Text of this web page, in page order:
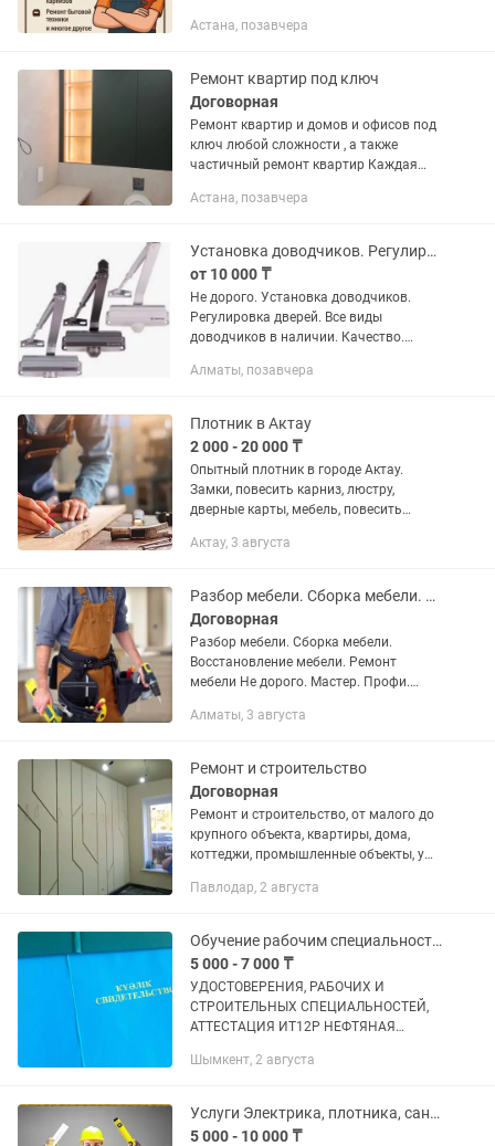
сантехники ⚒️Ремонт бытовой техники
Астана, позавчера
Ремонт квартир под ключ
Договорная
Ремонт квартир и домов и офисов под
ключ любой сложности , а также
частичный ремонт квартир Каждая
берем аvans , клиент оплачивает
Астана, позавчера
Установка доводчиков. Регулировка дверей. Качество. Рассрочка. Не дорого
от 10 000 ₸
Не дорого. Установка доводчиков.
Регулировка дверей. Все виды
доводчиков в наличии. Качество.
гардин, карнизов, турников, зеркал,
Алматы, позавчера
Плотник в Актау
2 000 - 20 000 ₸
Опытный плотник в городе Актау.
Замки, повесить карниз, люстру,
дверные карты, мебель, повесить
плотницкие услуги! Работаем быстро и
Актау, 3 августа
Разбор мебели. Сборка мебели. Востоновление мебели. Ремонт мебели
Договорная
Разбор мебели. Сборка мебели.
Восстановление мебели. Ремонт
мебели Не дорого. Мастер. Профи.
Предоставляем документы. Рассрочка
менее 10...
Алматы, 3 августа
Ремонт и строительство
Договорная
Ремонт и строительство, от малого до
крупного объекта, квартиры, дома,
коттеджи, промышленные объекты, у
кварцевых полов, электрики,
Павлодар, 2 августа
Обучение рабочим специальностям с удостоверением быстро и официально
5 000 - 7 000 ₸
УДОCTOBEРЕНИЯ, РАБOЧИX И
СTРОИTEЛЬНЫX CПEЦИАЛЬНОСTЕЙ,
АТТEСТAЦИЯ ИТ12P НЕФTЯНАЯ
ПPОМЫШЛEНHOСTЬ И МНОГОЕ
ремонта cквaжин 5-8 рaзряд
Буpильщик шпуpoв...
Шымкент, 2 августа
Услуги Электрика, плотника, сантехника,сварщика
5 000 - 10 000 ₸